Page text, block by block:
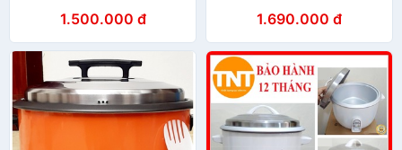
1.500.000 đ 1.690.000 đ